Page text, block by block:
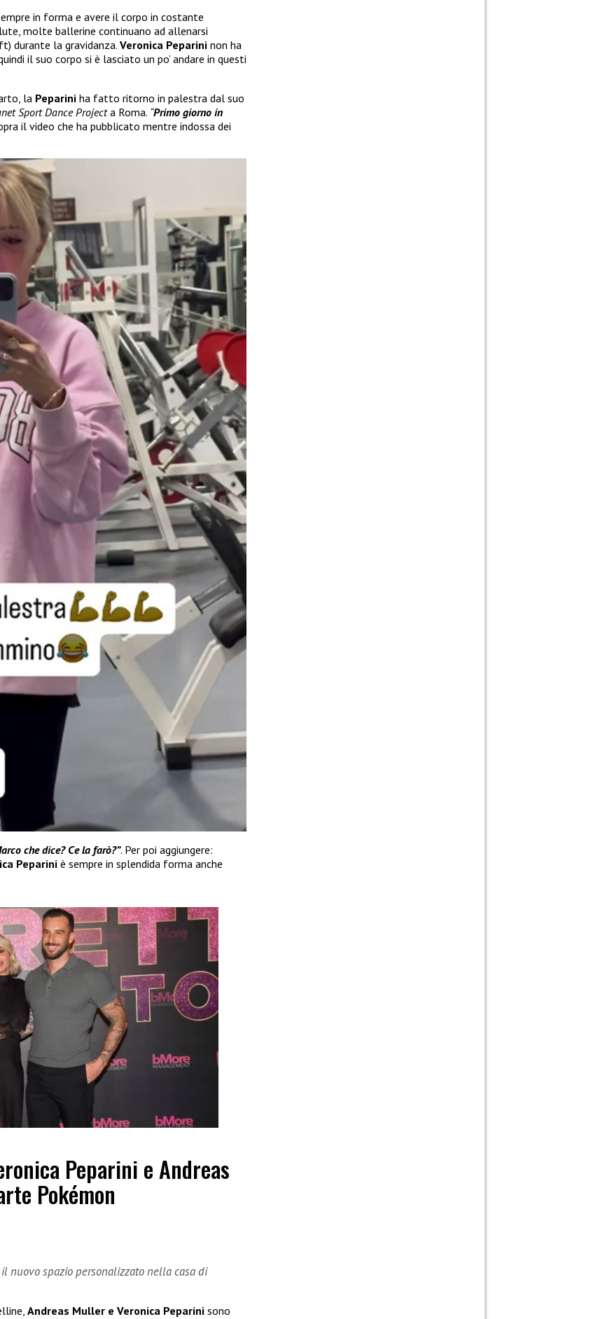
in forma e avere il corpo in costante
molte ballerine continuano ad allenarsi
durante la gravidanza. Veronica Peparini non ha
il suo corpo si è lasciato un po’ andare in questi
la Peparini ha fatto ritorno in palestra dal suo
Sport Dance Projecta Roma. “Primo giorno in
il video che ha pubblicato mentre indossa dei
che dice? Ce la farò?”. Per poi aggiungere:
Peparini è sempre in splendida forma anche
Peparini e Andreas
Pokémon
nuovo spazio personalizzato nella casa di
Andreas Muller e Veronica Peparini sono